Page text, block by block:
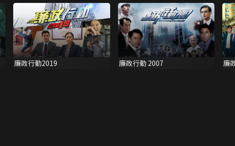
廉政行動2019 廉政行動 2007 廉